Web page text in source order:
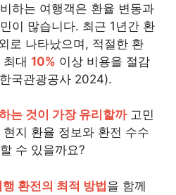
하는 여행객은 환율 변동과
이 많습니다. 최근 1년간 환
로 나타났으며, 적절한 환
대 10% 이상 비용을 절감
국관광공사 2024).
는 것이 가장 유리할까고민
지 환율 정보와 환전 수수
수 있을까요?
환전의 최적 방법을 함께